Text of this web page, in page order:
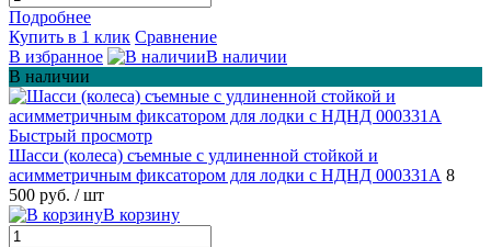
Подробнее
Купить в 1 клик Сравнение
В избранное
В наличии
В наличии
Быстрый просмотр
Шасси (колеса) съемные с удлиненной стойкой и
асимметричным фиксатором для лодки с НДНД 000331А 8
500 руб. / шт
В корзину